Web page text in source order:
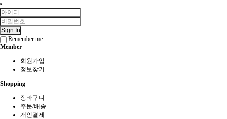
Sign In
Remember me
Member
회원가입
정보찾기
Shopping
장바구니
주문/배송
개인결제